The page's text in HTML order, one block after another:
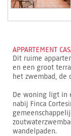
APPARTEMENT
Dit ruime
en een groot
het zwembad, de
De woning ligt in
nabij Finca
wandelpaden.